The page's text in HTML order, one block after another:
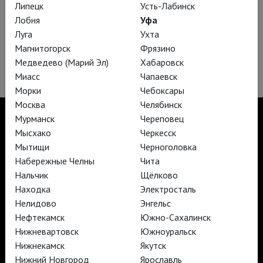
Когда в вашей группе соберётся достаточное количество
участников (от 100 человек), мы сможем начать
переговоры с кинотеатрами вашего города!
Удачи!
TheatreHD
TheatreHD Опера
TheatreHD Балет в кино
АРТ-ЛЕКТОРИЙ В КИНО
TheatreHD
АРТ-ЛЕКТОРИЙ В КИНО
Липецк
Лобня
Луга
Магнитогорск
Медведево (Марий Эл)
Миасс
Морки
Москва
Мурманск
Мысхако
Мытищи
Набережные Челны
Нальчик
Находка
Нелидово
Нефтекамск
Нижневартовск
Нижнекамск
Нижний Новгород
Усть-Лабинск
Уфа
Ухта
Фрязино
Хабаровск
Чапаевск
Чебоксары
Челябинск
Череповец
Черкесск
Черноголовка
Чита
Щёлково
Электросталь
Энгельс
Южно-Сахалинск
Южноуральск
Якутск
Ярославль